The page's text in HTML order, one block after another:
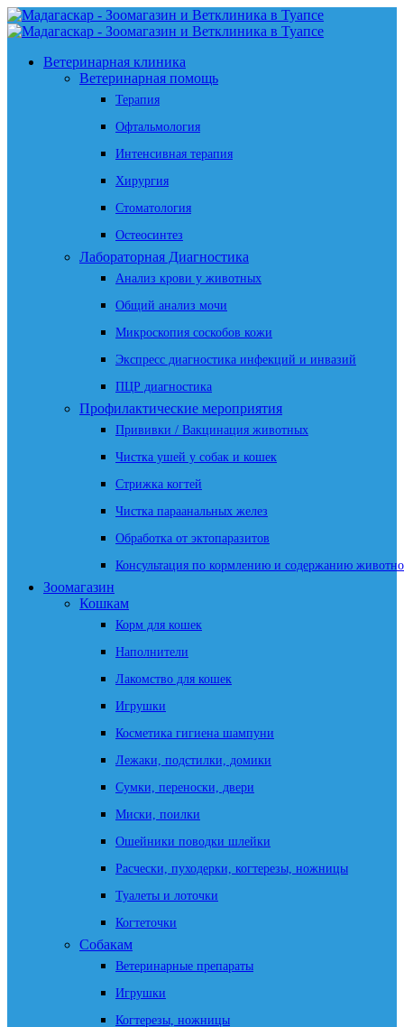
Ветеринарная клиника
Ветеринарная помощь
Терапия
Офтальмология
Интенсивная терапия
Хирургия
Стоматология
Остеосинтез
Лабораторная Диагностика
Анализ крови у животных
Общий анализ мочи
Микроскопия соскобов кожи
Экспресс диагностика инфекций и инвазий
ПЦР диагностика
Профилактические мероприятия
Прививки / Вакцинация животных
Чистка ушей у собак и кошек
Стрижка когтей
Чистка параанальных желез
Обработка от эктопаразитов
Консультация по кормлению и содержанию
Зоомагазин
Кошкам
Корм для кошек
Наполнители
Лакомство для кошек
Игрушки
Косметика гигиена шампуни
Лежаки, подстилки, домики
Сумки, переноски, двери
Миски, поилки
Ошейники поводки шлейки
Расчески, пуходерки, когтерезы, ножницы
Туалеты и лоточки
Когтеточки
Собакам
Ветеринарные препараты
Игрушки
Когтерезы, ножницы